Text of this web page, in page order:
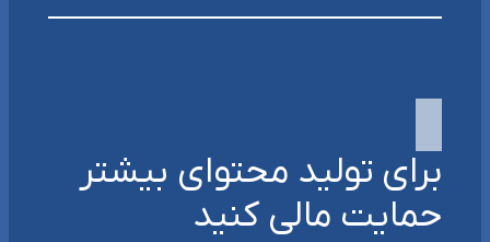
برای تولید محتوای بیشتر
حمایت مالی کنید